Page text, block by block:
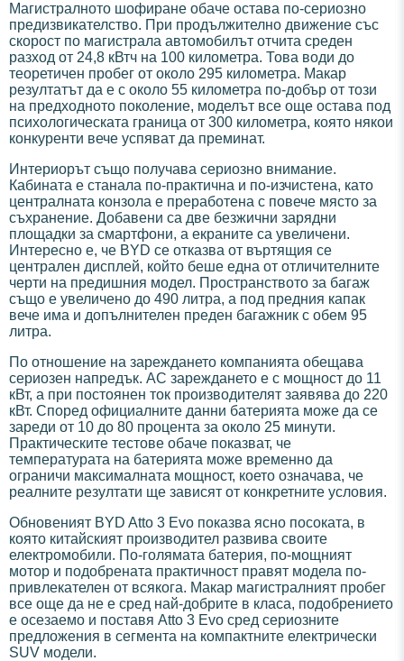
Магистралното шофиране обаче остава по-сериозно
предизвикателство. При продължително движение със
скорост по магистрала автомобилът отчита среден
разход от 24,8 кВтч на 100 километра. Това води до
теоретичен пробег от около 295 километра. Макар
резултатът да е с около 55 километра по-добър от този
на предходното поколение, моделът все още остава под
психологическата граница от 300 километра, която някои
конкуренти вече успяват да преминат.
Интериорът също получава сериозно внимание.
Кабината е станала по-практична и по-изчистена, като
централната конзола е преработена с повече място за
съхранение. Добавени са две безжични зарядни
площадки за смартфони, а екраните са увеличени.
Интересно е, че BYD се отказва от въртящия се
централен дисплей, който беше една от отличителните
черти на предишния модел. Пространството за багаж
също е увеличено до 490 литра, а под предния капак
вече има и допълнителен преден багажник с обем 95
литра.
По отношение на зареждането компанията обещава
сериозен напредък. AC зареждането е с мощност до 11
кВт, а при постоянен ток производителят заявява до 220
кВт. Според официалните данни батерията може да се
зареди от 10 до 80 процента за около 25 минути.
Практическите тестове обаче показват, че
температурата на батерията може временно да
ограничи максималната мощност, което означава, че
реалните резултати ще зависят от конкретните условия.
Обновеният BYD Atto 3 Evo показва ясно посоката, в
която китайският производител развива своите
електромобили. По-голямата батерия, по-мощният
мотор и подобрената практичност правят модела по-
привлекателен от всякога. Макар магистралният пробег
все още да не е сред най-добрите в класа, подобрението
е осезаемо и поставя Atto 3 Evo сред сериозните
предложения в сегмента на компактните електрически
SUV модели.